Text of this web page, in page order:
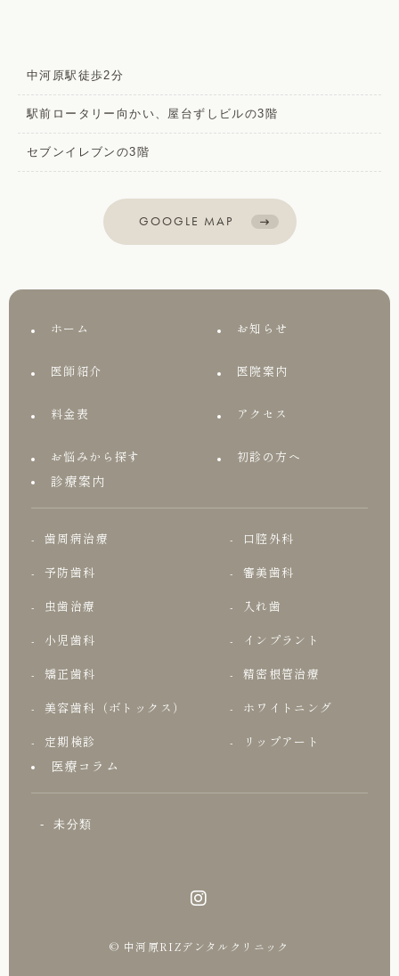
中河原駅徒歩2分
駅前ロータリー向かい、屋台ずしビルの3階
セブンイレブンの3階
GOOGLE MAP
ホーム お知らせ
医師紹介 医院案内
料金表 アクセス
お悩みから探す 初診の方へ
診療案内
歯周病治療 口腔外科
予防歯科 審美歯科
虫歯治療 入れ歯
小児歯科 インプラント
矯正歯科 精密根管治療
美容歯科（ボトックス） ホワイトニング
定期検診 リップアート
医療コラム
未分類
© 中河原RIZデンタルクリニック